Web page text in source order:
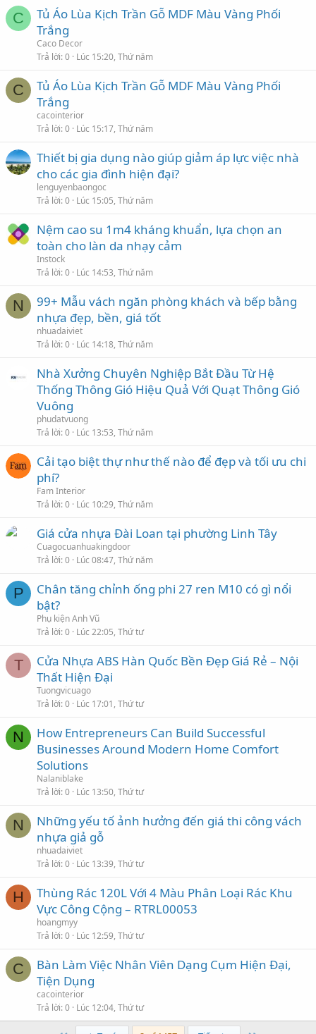
C
Tủ Áo Lùa Kịch Trần Gỗ MDF Màu Vàng Phối
Trắng
Caco Decor
Trả lời 0 Lúc 15:20, Thứ năm
C
Tủ Áo Lùa Kịch Trần Gỗ MDF Màu Vàng Phối
Trắng
cacointerior
Trả lời 0 Lúc 15:17, Thứ năm
Thiết bị gia dụng nào giúp giảm áp lực việc nhà
cho các gia đình hiện đại?
lenguyenbaongoc
Trả lời 0 Lúc 15:05, Thứ năm
Nệm cao su 1m4 kháng khuẩn, lựa chọn an
toàn cho làn da nhạy cảm
Instock
Trả lời 0 Lúc 14:53, Thứ năm
N
99+ Mẫu vách ngăn phòng khách và bếp bằng
nhựa đẹp, bền, giá tốt
nhuadaiviet
Trả lời 0 Lúc 14:18, Thứ năm
Nhà Xưởng Chuyên Nghiệp Bắt Đầu Từ Hệ
Thống Thông Gió Hiệu Quả Với Quạt Thông Gió
Vuông
phudatvuong
Trả lời 0 Lúc 13:53, Thứ năm
Cải tạo biệt thự như thế nào để đẹp và tối ưu chi
phí?
Fam Interior
Trả lời 0 Lúc 10:29, Thứ năm
Giá cửa nhựa Đài Loan tại phường Linh Tây
Cuagocuanhuakingdoor
Trả lời 0 Lúc 08:47, Thứ năm
P
Chân tăng chỉnh ống phi 27 ren M10 có gì nổi
bật?
Phụ kiện Anh Vũ
Trả lời 0 Lúc 22:05, Thứ tư
T
Cửa Nhựa ABS Hàn Quốc Bền Đẹp Giá Rẻ – Nội
Thất Hiện Đại
Tuongvicuago
Trả lời 0 Lúc 17:01, Thứ tư
N
How Entrepreneurs Can Build Successful
Businesses Around Modern Home Comfort
Solutions
Nalaniblake
Trả lời 0 Lúc 13:50, Thứ tư
N
Những yếu tố ảnh hưởng đến giá thi công vách
nhựa giả gỗ
nhuadaiviet
Trả lời 0 Lúc 13:39, Thứ tư
H
Thùng Rác 120L Với 4 Màu Phân Loại Rác Khu
Vực Công Cộng – RTRL00053
hoangmyy
Trả lời 0 Lúc 12:59, Thứ tư
C
Bàn Làm Việc Nhân Viên Dạng Cụm Hiện Đại,
Tiện Dụng
cacointerior
Trả lời 0 Lúc 12:04, Thứ tư